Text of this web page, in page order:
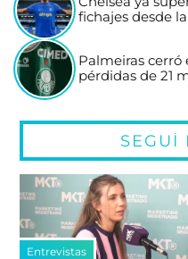
fichajes desde
Palmeiras cerró
pérdidas de 21
SEGUÍ
Entrevistas